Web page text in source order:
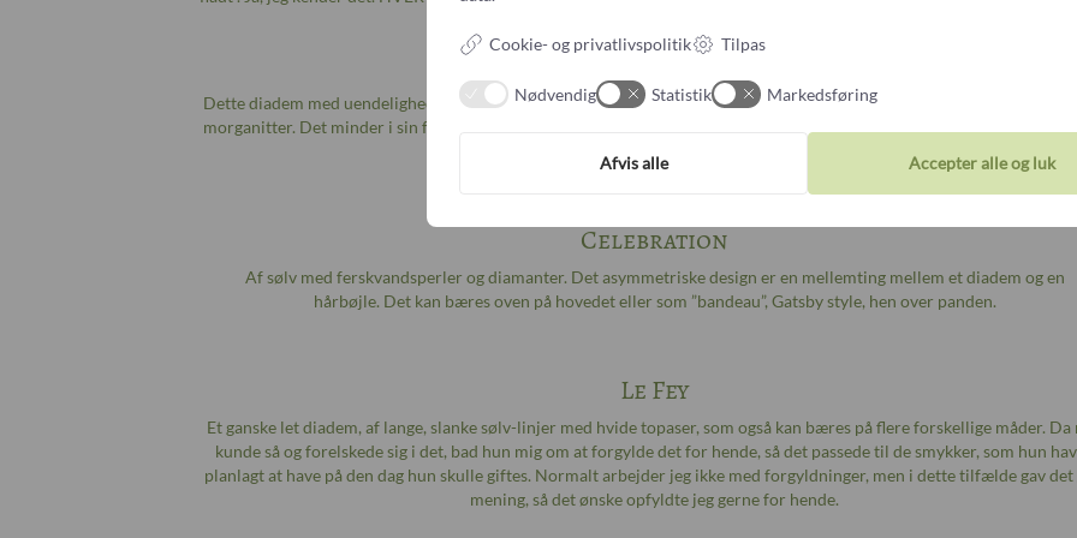
Infinity
Dette diadem med uendelighedstegn er skabt som bryllupsdiadem til en tysk kvinde der selv kom med de smukke, sart
morganitter. Det minder i sin form lidt om de klassiske ”fringe”-diademer, som vi har set på mange royale hoveder
Celebration
Af sølv med ferskvandsperler og diamanter. Det asymmetriske design er en mellemting mellem et diadem og en
hårbøjle. Det kan bæres oven på hovedet eller som ”bandeau”, Gatsby style, hen over panden.
Le Fey
Et ganske let diadem, af lange, slanke sølv-linjer med hvide topaser, som også kan bæres på flere forskellige måder. Da
kunde så og forelskede sig i det, bad hun mig om at forgylde det for hende, så det passede til de smykker, som hun
planlagt at have på den dag hun skulle giftes. Normalt arbejder jeg ikke med forgyldninger, men i dette tilfælde gav det
mening, så det ønske opfyldte jeg gerne for hende.
Cookie- og privatlivspolitik Tilpas
Nødvendig Statistik Markedsføring
Afvis alle Accepter alle og luk